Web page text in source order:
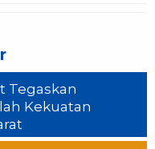
Tegaskan
Kekuatan